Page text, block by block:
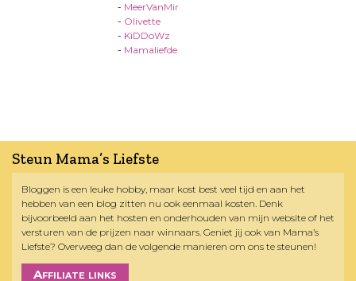
- MeerVanMir
- Olivette
- KiDDoWz
- Mamaliefde
Steun Mama’s Liefste
Bloggen is een leuke hobby, maar kost best veel tijd en aan het
hebben van een blog zitten nu ook eenmaal kosten. Denk
bijvoorbeeld aan het hosten en onderhouden van mijn website of het
versturen van de prijzen naar winnaars. Geniet jij ook van Mama’s
Liefste? Overweeg dan de volgende manieren om ons te steunen!
Affiliate links